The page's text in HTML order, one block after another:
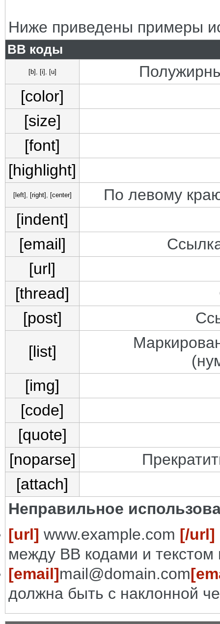
Ниже приведены примеры
BB коды
[b] , [i] , [u]
[color]
[size]
[font]
[highlight]
[left] , [right] , [center]
По левому
[indent]
[email]
[url]
[thread]
[post]
[list]
[img]
[code]
[quote]
[noparse]
[attach]
Неправильное
[url] www.example.com [/url]
между BB кодами и текстом
[email]mail@domain.com
должна быть с наклонной